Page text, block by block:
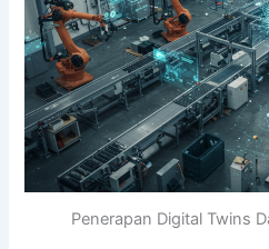
Penerapan Digital Twins